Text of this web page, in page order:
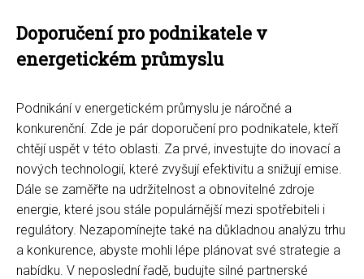
Doporučení pro podnikatele v
energetickém průmyslu
Podnikání v energetickém průmyslu je náročné a
konkurenční. Zde je pár doporučení pro podnikatele, kteří
chtějí uspět v této oblasti. Za prvé, investujte do inovací a
nových technologií, které zvyšují efektivitu a snižují emise.
Dále se zaměřte na udržitelnost a obnovitelné zdroje
energie, které jsou stále populárnější mezi spotřebiteli i
regulátory. Nezapomínejte také na důkladnou analýzu trhu
a konkurence, abyste mohli lépe plánovat své strategie a
nabídku. V neposlední řadě, budujte silné partnerské